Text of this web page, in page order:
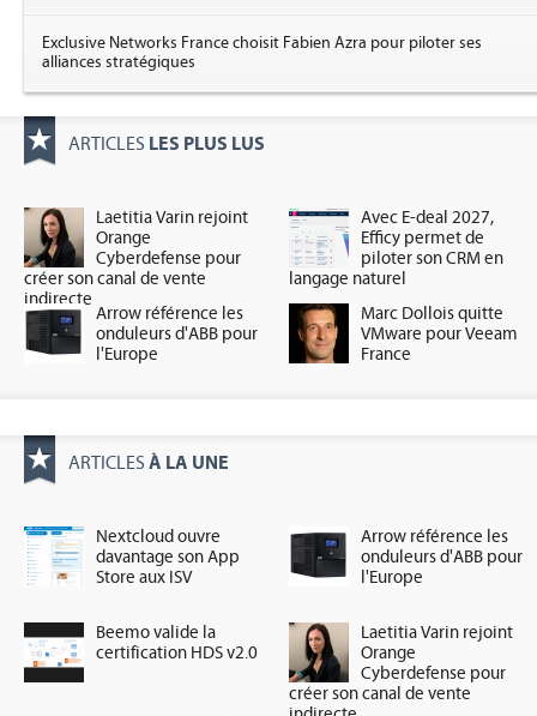
Exclusive Networks France choisit Fabien Azra pour piloter ses
alliances stratégiques
ARTICLES LES PLUS LUS
Laetitia Varin rejoint
Orange
Cyberdefense pour
créer son canal de vente
indirecte
Avec E-deal 2027,
Efficy permet de
piloter son CRM en
langage naturel
Arrow référence les
onduleurs d'ABB pour
l'Europe
Marc Dollois quitte
VMware pour Veeam
France
ARTICLES À LA UNE
Nextcloud ouvre
davantage son App
Store aux ISV
Arrow référence les
onduleurs d'ABB pour
l'Europe
Beemo valide la
certification HDS v2.0
Laetitia Varin rejoint
Orange
Cyberdefense pour
créer son canal de vente